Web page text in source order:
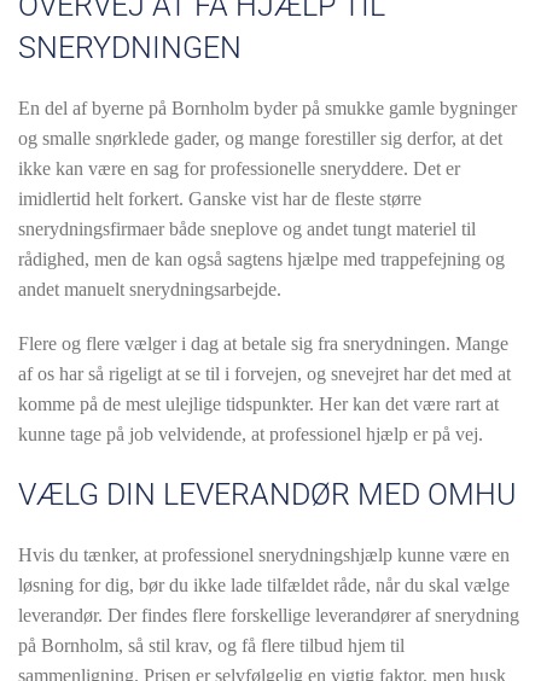
SNERYDNINGEN
En del af byerne på Bornholm byder på smukke gamle bygninger
og smalle snørklede gader, og mange forestiller sig derfor, at det
ikke kan være en sag for professionelle sneryddere. Det er
imidlertid helt forkert. Ganske vist har de fleste større
snerydningsfirmaer både sneplove og andet tungt materiel til
rådighed, men de kan også sagtens hjælpe med trappefejning og
andet manuelt snerydningsarbejde.
Flere og flere vælger i dag at betale sig fra snerydningen. Mange
af os har så rigeligt at se til i forvejen, og snevejret har det med at
komme på de mest ulejlige tidspunkter. Her kan det være rart at
kunne tage på job velvidende, at professionel hjælp er på vej.
VÆLG DIN LEVERANDØR MED OMHU
Hvis du tænker, at professionel snerydningshjælp kunne være en
løsning for dig, bør du ikke lade tilfældet råde, når du skal vælge
leverandør. Der findes flere forskellige leverandører af snerydning
på Bornholm, så stil krav, og få flere tilbud hjem til
sammenligning. Prisen er selvfølgelig en vigtig faktor, men husk